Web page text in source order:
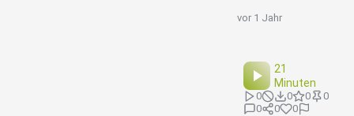
vor 1 Jahr
21
Minuten
0 0 0
0
0
0 0